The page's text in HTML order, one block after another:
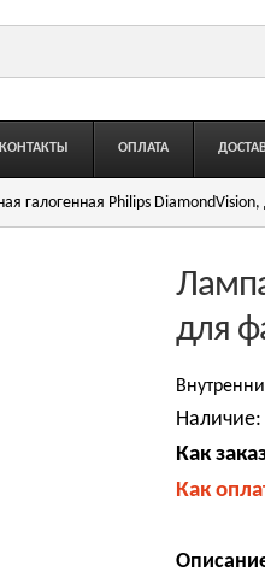
КОНТАКТЫ ОПЛАТА
галогенная Philips
для
Наличие:
Как
Как